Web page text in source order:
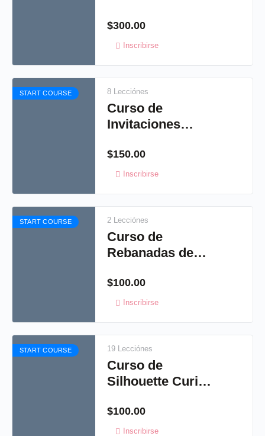
$300.00
Inscribirse
START COURSE 8 Lecciónes
Curso de
Invitaciones
$150.00
Inscribirse
START COURSE 2 Lecciónes
Curso de
Rebanadas de
$100.00
Inscribirse
START COURSE 19 Lecciónes
Curso de
Silhouette Curio
$100.00
Inscribirse